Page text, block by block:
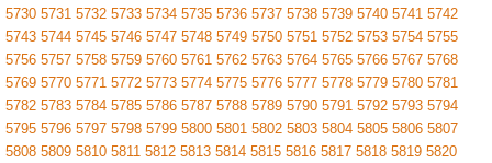
5730 5731 5732 5733 5734 5735 5736 5737 5738 5739 5740 5741 5742
5743 5744 5745 5746 5747 5748 5749 5750 5751 5752 5753 5754 5755
5756 5757 5758 5759 5760 5761 5762 5763 5764 5765 5766 5767 5768
5769 5770 5771 5772 5773 5774 5775 5776 5777 5778 5779 5780 5781
5782 5783 5784 5785 5786 5787 5788 5789 5790 5791 5792 5793 5794
5795 5796 5797 5798 5799 5800 5801 5802 5803 5804 5805 5806 5807
5808 5809 5810 5811 5812 5813 5814 5815 5816 5817 5818 5819 5820